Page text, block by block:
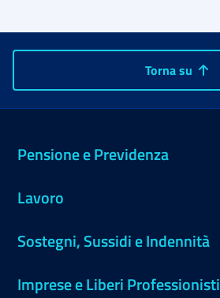
Torna su
Pensione e Previdenza
Lavoro
Sostegni, Sussidi e Indennità
Imprese e Liberi Professionisti